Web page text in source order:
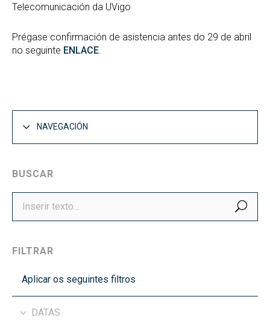
Telecomunicación da UVigo
Prégase confirmación de asistencia antes do 29 de abril
no seguinte ENLACE
NAVEGACIÓN
BUSCAR
FILTRAR
Aplicar os seguintes filtros
DATAS